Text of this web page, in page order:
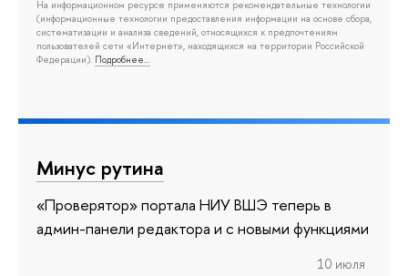
На информационном ресурсе применяются рекомендательные технологии
(информационные технологии предоставления информации на основе сбора,
систематизации и анализа сведений, относящихся к предпочтениям
пользователей сети «Интернет», находящихся на территории Российской
Федерации). Подробнее…
Минус рутина
«Проверятор» портала НИУ ВШЭ теперь в
админ-панели редактора и с новыми функциями
10 июля